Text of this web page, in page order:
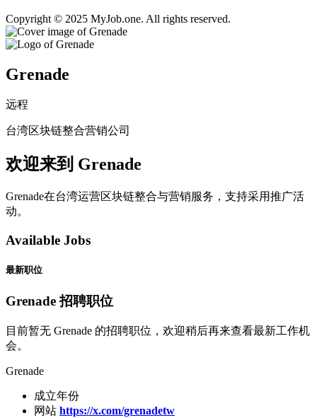
Copyright © 2025 MyJob.one. All rights reserved.
Grenade
远程
台湾区块链整合营销公司
欢迎来到 Grenade
Grenade在台湾运营区块链整合与营销服务，支持采用推广活
动。
Available Jobs
最新职位
Grenade 招聘职位
目前暂无 Grenade 的招聘职位，欢迎稍后再来查看最新工作机
会。
Grenade
成立年份
网站 https://x.com/grenadetw